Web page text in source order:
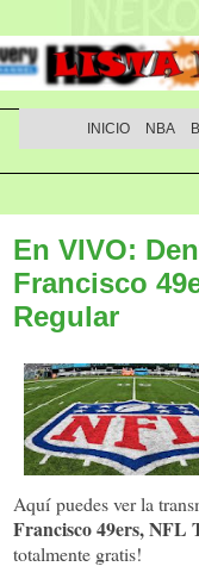
INICIO NBA
En VIVO:
Francisco
Regular
Aquí puedes ver la
Francisco 49ers, NFL
totalmente gratis!